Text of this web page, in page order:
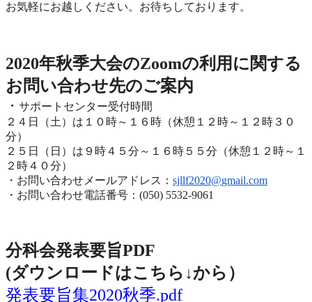
お気軽にお越しください。お待ちしております。
2020年秋季大会のZoomの利用に関する
お問い合わせ先のご案内
・ サポートセンター受付時間
２４日（土）は１０時～１６時（休憩１２時～１２時３０
分）
２５日（日）は９時４５分～１６時５５分（休憩１２時～ １
２時４０分）
・お問い合わせメールアドレス： sjllf2020@gmail.com
・お問い合わせ電話番号：(050) 5532-9061
分科会発表要旨PDF
(ダウンロードはこちら↓から ）
発表要旨集2020秋季.pdf